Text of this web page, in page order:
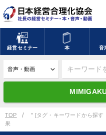
経営セミナー 本 音
キーワードを入力して
デジタル版対応のみ検索
search 上
TOP
" [タグ・キーワードから探
果